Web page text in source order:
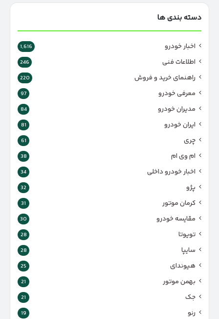
دسته بندی ها
اخبار خودرو 1,616
اطلاعات فنی 246
راهنمای خرید و فروش 220
معرفی خودرو 97
مدیران خودرو 84
ایران خودرو 81
چری 61
ام وی ام 38
اخبار خودرو داخلی 34
پژو 32
کرمان موتور 31
مقایسه خودرو 30
تویوتا 28
سایپا 28
هیوندای 25
بهمن موتور 21
جک 21
رنو 19